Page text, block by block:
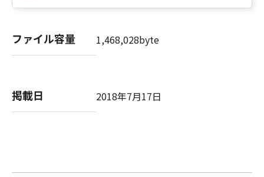
ファイル容量 1,468,028byte
掲載日 2018年7月17日